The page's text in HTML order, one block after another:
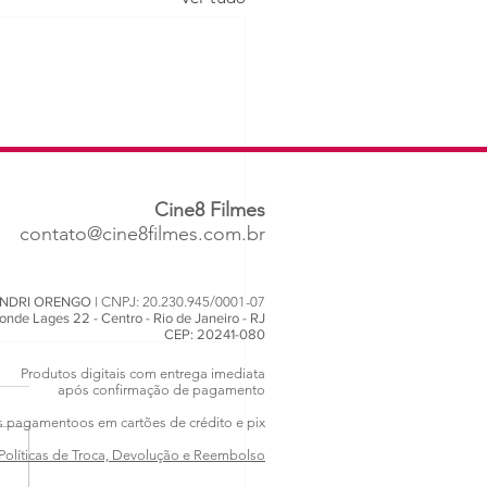
Cine8 Filmes
contato@cine8filmes.com.br
ORENGO | CNPJ: 20.230.945/0001-07
Lages 22 - Centro - Rio de Janeiro - RJ
CEP: 20241-080
Produtos digitais com entrega imediata
após confirmação de pagamento
pagamentoos em cartões de crédito e pix
de Troca, Devolução e Reembolso